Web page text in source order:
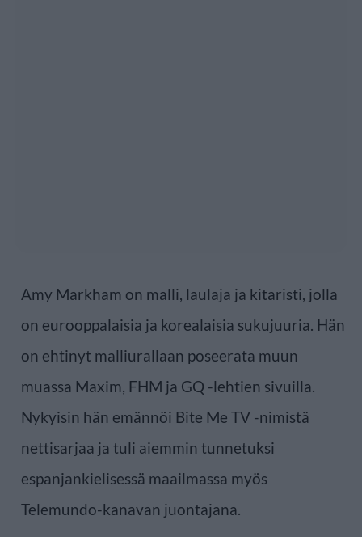
Amy Markham on malli, laulaja ja kitaristi, jolla
on eurooppalaisia ja korealaisia sukujuuria. Hän
on ehtinyt malliurallaan poseerata muun
muassa Maxim, FHM ja GQ -lehtien sivuilla.
Nykyisin hän emännöi Bite Me TV -nimistä
nettisarjaa ja tuli aiemmin tunnetuksi
espanjankielisessä maailmassa myös
Telemundo-kanavan juontajana.